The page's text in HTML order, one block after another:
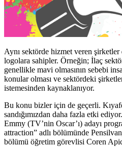
Aynı sektörde hizmet veren şirketler
logolara sahipler. Örneğin; İlaç
genellikle mavi olmasının sebebi
konular olması ve sektördeki
istemesinden kaynaklanıyor.
Bu konu bizler için de geçerli.
sandığımızdan daha fazla etki
Emmy (TV’nin Oscar’ı) adayı
attraction” adlı bölümünde
bölümü öğretim görevlisi Coren